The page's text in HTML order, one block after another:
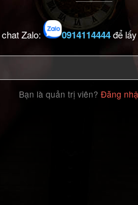
Zalo: 0914114444để lấy
Bạn là quản trị viên? Đăng